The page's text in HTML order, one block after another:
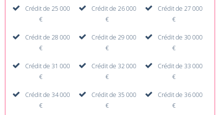
Crédit de 25 000
€
Crédit de 26 000
€
Crédit de 27 000
€
Crédit de 28 000
€
Crédit de 29 000
€
Crédit de 30 000
€
Crédit de 31 000
€
Crédit de 32 000
€
Crédit de 33 000
€
Crédit de 34 000
€
Crédit de 35 000
€
Crédit de 36 000
€